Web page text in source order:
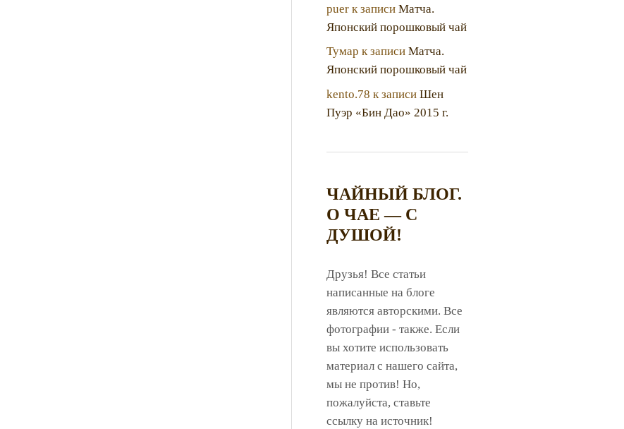
puerк записи Матча.
Японский порошковый чай
Тумар к записи Матча.
Японский порошковый чай
kento.78 к записи Шен
Пуэр «Бин Дао» 2015 г.
ЧАЙНЫЙ БЛОГ.
О ЧАЕ — С
ДУШОЙ!
Друзья! Все статьи
написанные на блоге
являются авторскими. Все
фотографии - также. Если
вы хотите использовать
материал с нашего сайта,
мы не против! Но,
пожалуйста, ставьте
ссылку на источник!